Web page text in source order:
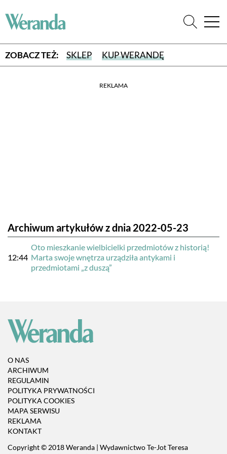
ZOBACZ TEŻ: SKLEP KUP WERANDĘ
REKLAMA
Archiwum artykułów z dnia 2022-05-23
12:44
Oto mieszkanie wielbicielki przedmiotów z historią!
Marta swoje wnętrza urządziła antykami i
przedmiotami „z duszą”
O NAS
ARCHIWUM
REGULAMIN
POLITYKA PRYWATNOŚCI
POLITYKA COOKIES
MAPA SERWISU
REKLAMA
KONTAKT
Copyright © 2018 Weranda | Wydawnictwo Te-Jot Teresa